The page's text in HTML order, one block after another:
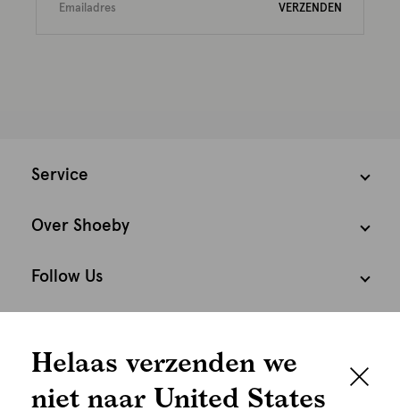
graag persoonlijk
VERZENDEN
Service
Over Shoeby
Follow Us
Nederland Nederlands
Helaas verzenden we
niet naar United States